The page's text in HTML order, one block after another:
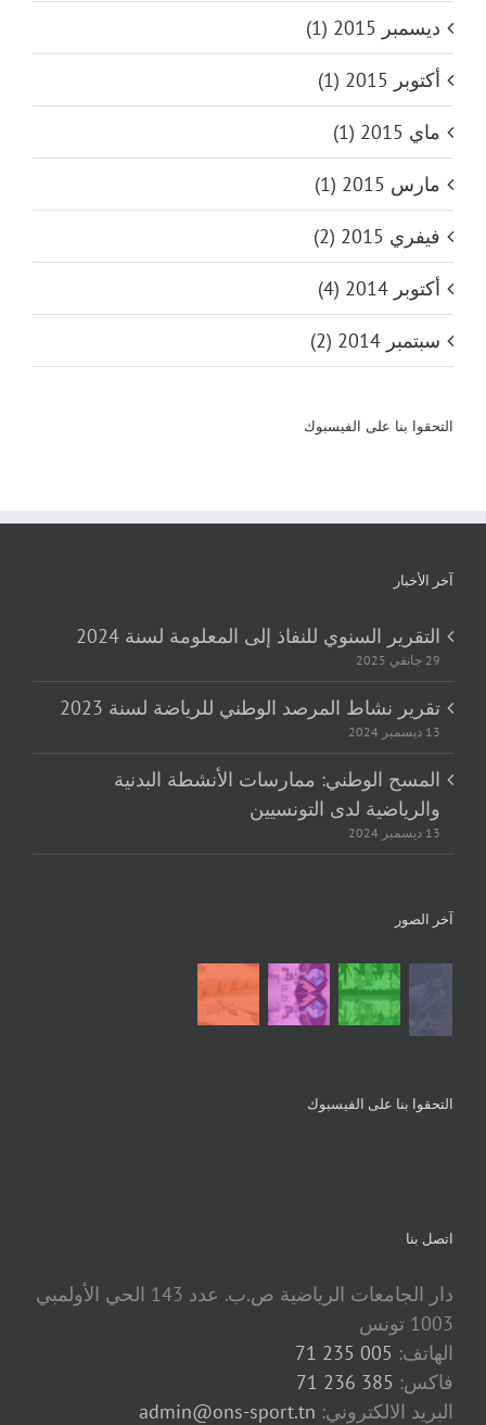
ديسمبر 2015 (1)
أكتوبر 2015 (1)
ماي 2015 (1)
مارس 2015 (1)
فيفري 2015 (2)
أكتوبر 2014 (4)
سبتمبر 2014 (2)
التحقوا بنا على الفيسبوك
آخر الأخبار
التقرير السنوي للنفاذ إلى المعلومة لسنة 2024
29 جانفي 2025
تقرير نشاط المرصد الوطني للرياضة لسنة 2023
13 ديسمبر 2024
المسح الوطني: ممارسات الأنشطة البدنية
والرياضية لدى التونسيين
13 ديسمبر 2024
آخر الصور
التحقوا بنا على الفيسبوك
اتصل بنا
دار الجامعات الرياضية ص.ب. عدد 143 الحي الأولمبي
1003 تونس
الهاتف: 005 235 71
فاكس: 385 236 71
البريد الالكتروني: admin@ons-sport.tn